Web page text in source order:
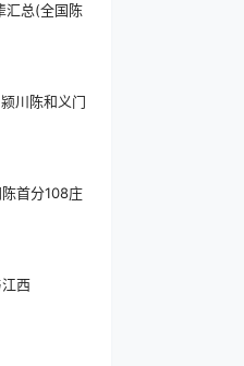
汇总(全国陈
川陈和义门
首分108庄
西